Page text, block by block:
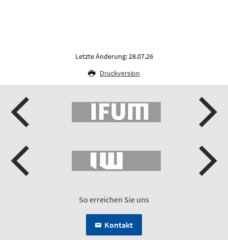
Letzte Änderung: 28.07.26
Druckversion
So erreichen Sie uns
Kontakt